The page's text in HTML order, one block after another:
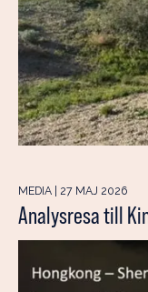
MEDIA | 27 MAJ 2026
Analysresa till